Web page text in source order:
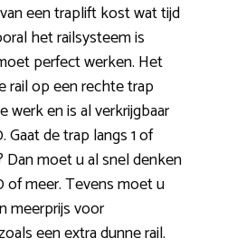
een traplift kost wat tijd
het railsysteem is
perfect werken. Het
rail op een rechte trap
werk en is al verkrijgbaar
Gaat de trap langs 1 of
moet u al snel denken
meer. Tevens moet u
meerprijs voor
een extra dunne rail.